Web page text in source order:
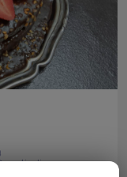
particulier